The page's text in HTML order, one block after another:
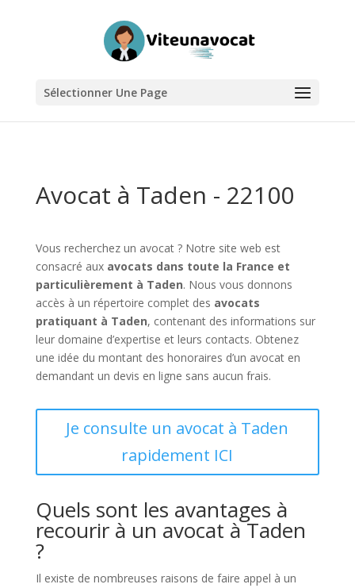
Sélectionner Une Page
Avocat à Taden - 22100
Vous recherchez un avocat ? Notre site web est
consacré aux avocats dans toute la France et
particulièrement à Taden. Nous vous donnons
accès à un répertoire complet des avocats
pratiquant à Taden, contenant des informations sur
leur domaine d’expertise et leurs contacts. Obtenez
une idée du montant des honoraires d’un avocat en
demandant un devis en ligne sans aucun frais.
Je consulte un avocat à Taden
rapidement ICI
Quels sont les avantages à
recourir à un avocat à Taden
?
Il existe de nombreuses raisons de faire appel à un